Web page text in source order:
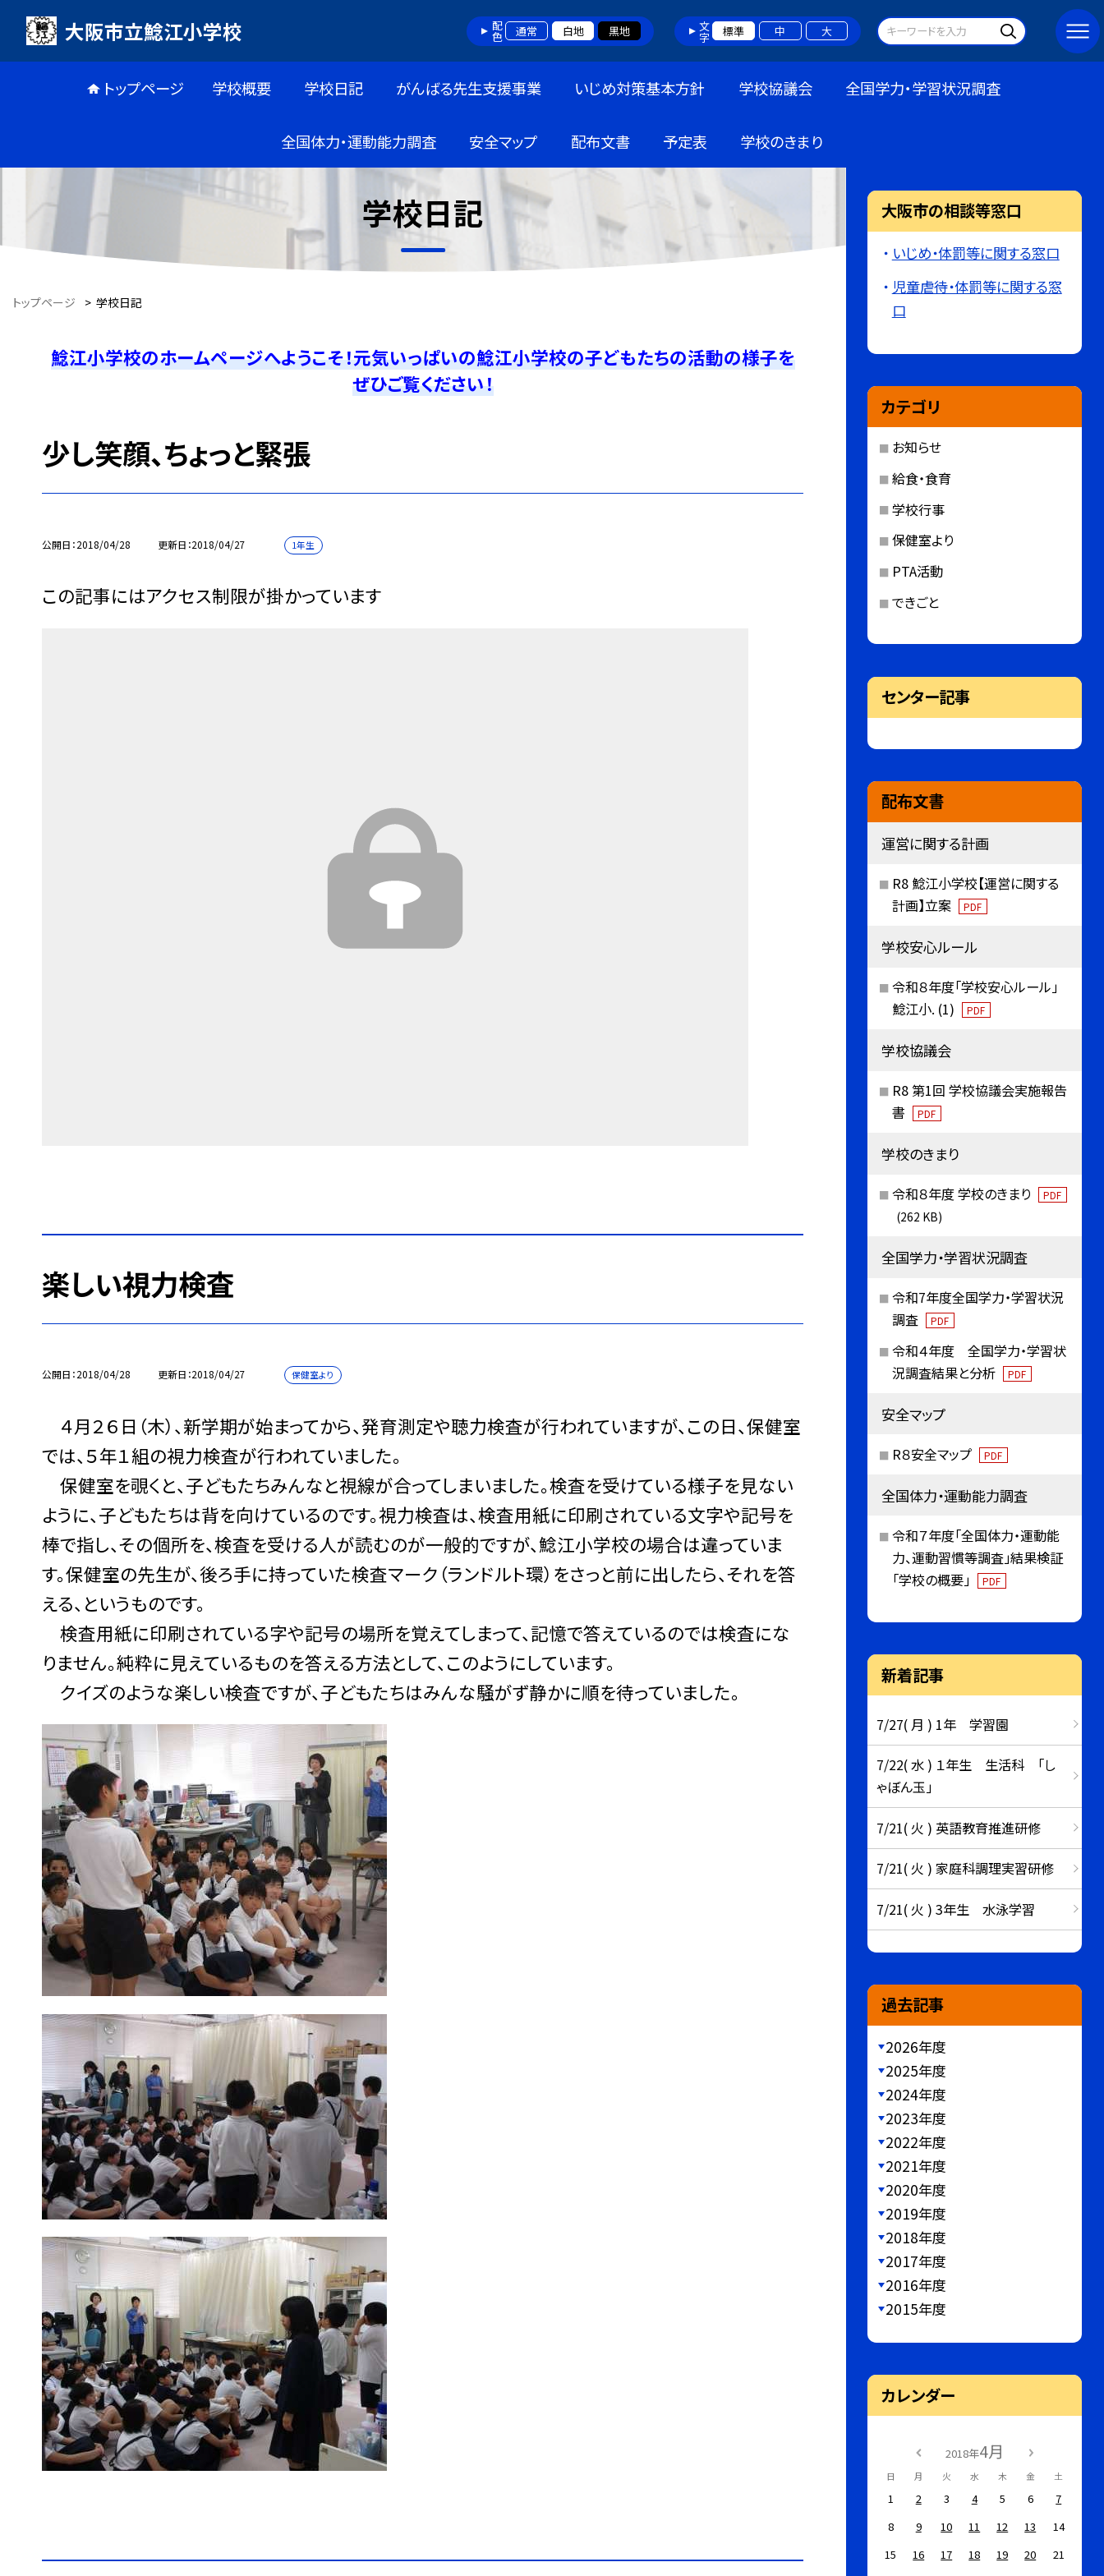
大阪市立鯰江小学校 配色 通常 白地 黒地 文字 標準 中 大
トップページ 学校概要 学校日記 がんばる先生支援事業 いじめ対策基本方針 学校協議会 全国学力・学習状況調査
全国体力・運動能力調査 安全マップ 配布文書 予定表 学校のきまり
学校日記
トップページ > 学校日記
鯰江小学校のホームページへようこそ！元気いっぱいの鯰江小学校の子どもたちの活動の様子を
ぜひご覧ください！
少し笑顔、ちょっと緊張
公開日 2018/04/28 更新日 2018/04/27 1年生
この記事にはアクセス制限が掛かっています
楽しい視力検査
公開日 2018/04/28 更新日 2018/04/27 保健室より
４月２６日（木）、新学期が始まってから、発育測定や聴力検査が行われていますが、この日、保健室
では、５年１組の視力検査が行われていました。
保健室を覗くと、子どもたちみんなと視線が合ってしまいました。検査を受けている様子を見ない
ように、子どもたちは背を向けているのです。視力検査は、検査用紙に印刷されている文字や記号を
棒で指し、その個所を、検査を受ける人が読むのが一般的ですが、鯰江小学校の場合は違っていま
す。保健室の先生が、後ろ手に持っていた検査マーク（ランドルト環）をさっと前に出したら、それを答
える、というものです。
検査用紙に印刷されている字や記号の場所を覚えてしまって、記憶で答えているのでは検査にな
りません。純粋に見えているものを答える方法として、このようにしています。
クイズのような楽しい検査ですが、子どもたちはみんな騒がず静かに順を待っていました。
大阪市の相談等窓口
いじめ・体罰等に関する窓口
児童虐待・体罰等に関する窓
口
カテゴリ
お知らせ
給食・食育
学校行事
保健室より
PTA活動
できごと
センター記事
配布文書
運営に関する計画
R8 鯰江小学校【運営に関する
計画】立案
PDF
学校安心ルール
令和８年度「学校安心ルール」
鯰江小. (1)
PDF
学校協議会
R8 第1回 学校協議会実施報告
書
PDF
学校のきまり
令和８年度 学校のきまり PDF
(262 KB)
全国学力・学習状況調査
令和7年度全国学力・学習状況
調査
PDF
令和４年度 全国学力・学習状
況調査結果と分析
PDF
安全マップ
R８安全マップ PDF
全国体力・運動能力調査
令和７年度「全国体力・運動能
力、運動習慣等調査」結果検証
「学校の概要」
PDF
新着記事
7/27( 月 ) 1年 学習園
7/22( 水 ) １年生 生活科 「し
ゃぼん玉」
7/21( 火 ) 英語教育推進研修
7/21( 火 ) 家庭科調理実習研修
7/21( 火 ) 3年生 水泳学習
過去記事
2026年度
2025年度
2024年度
2023年度
2022年度
2021年度
2020年度
2019年度
2018年度
2017年度
2016年度
2015年度
カレンダー
2018年4月
日 月 火 水 木 金 土
1 2 3 4 5 6
7
8
9 10 11 12 13
14
15
16 17 18 19 20
21